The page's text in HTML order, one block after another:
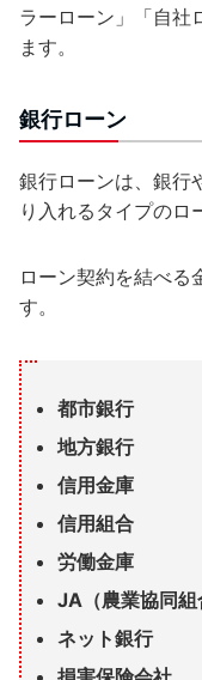
ラーローン」「自社
ます。
銀行ローン
銀行ローンは、銀行
り入れるタイプのロ
ローン契約を結べる
す。
都市銀行
地方銀行
信用金庫
信用組合
労働金庫
JA（農業協同組
ネット銀行